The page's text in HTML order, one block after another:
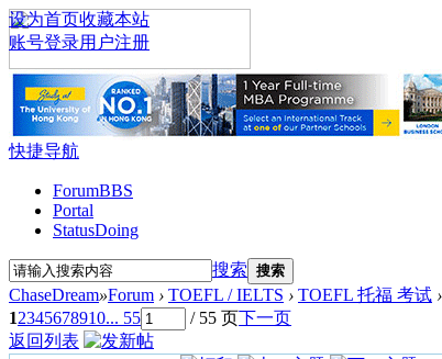
设为首页收藏本站
账号登录用户注册
快捷导航
ForumBBS
Portal
StatusDoing
搜索 搜索
ChaseDream»Forum › TOEFL / IELTS › TOEFL 托福 考试 ›
12345678910... 55 / 55 页下一页
返回列表